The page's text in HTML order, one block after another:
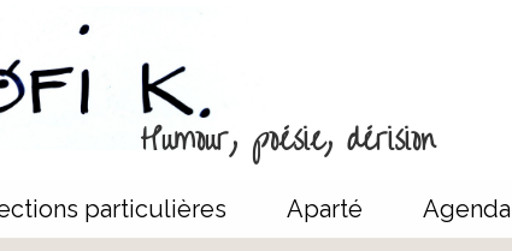
Humour, poésie, dérision
particulières Aparté Agenda